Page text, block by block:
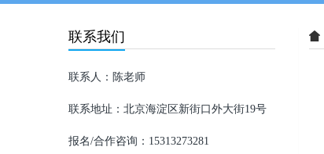
联系我们
联系人：陈老师
联系地址：北京海淀区新街口外大街19号
报名/合作咨询： 15313273281